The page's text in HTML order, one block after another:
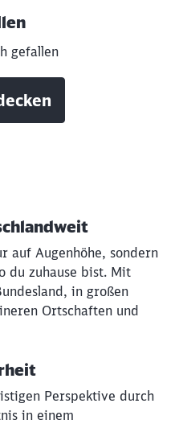
gefallen
auf Augenhöhe, sondern
du zuhause bist. Mit
in großen
Ortschaften und
Perspektive durch
in einem